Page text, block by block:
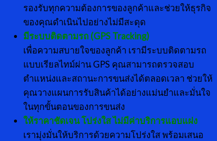
รองรับทุกความต้องการของลูกค้าและช่วยให้ธุรกิจ
ของคุณดำเนินไปอย่างไม่มีสะดุด
มีระบบติดตามรถ (GPS Tracking)
เพื่อความสบายใจของลูกค้า เรามีระบบติดตามรถ
แบบเรียลไทม์ผ่าน GPS คุณสามารถตรวจสอบ
ตำแหน่งและสถานะการขนส่งได้ตลอดเวลา ช่วยให้
คุณวางแผนการรับสินค้าได้อย่างแม่นยำและมั่นใจ
ในทุกขั้นตอนของการขนส่ง
ให้ราคาชัดเจน โปร่งใส ไม่มีค่าบริการแอบแฝง
เรามุ่งมั่นให้บริการด้วยความโปร่งใส พร้อมเสนอ